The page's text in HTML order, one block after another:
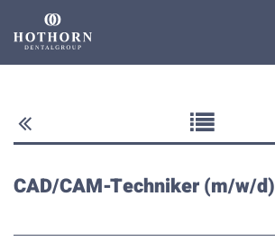
Die Expertise
Die Academy
CAD/CAM-Techniker (m/w/d)